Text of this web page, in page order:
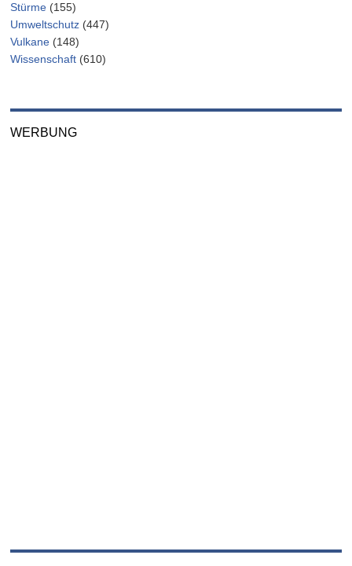
Stürme (155)
Umweltschutz (447)
Vulkane (148)
Wissenschaft (610)
WERBUNG